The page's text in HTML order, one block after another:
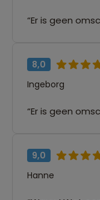
“Er is geen
8,0
Ingeborg
“Er is geen
9,0
Hanne